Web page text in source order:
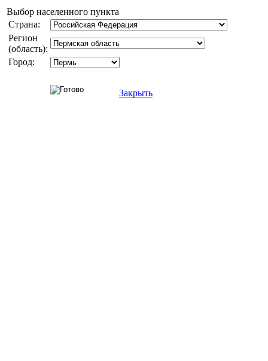
Выбор населенного пункта
Страна:
Регион
(область):
Город:
Закрыть